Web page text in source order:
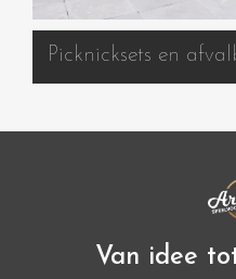
Picknicksets en
Van idee